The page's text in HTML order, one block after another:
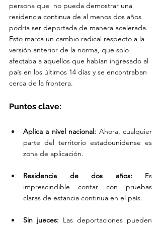
persona que  no pueda demostrar una
residencia continua de al menos dos años
podría ser deportada de manera acelerada.
Esto marca un cambio radical respecto a la
versión anterior de la norma, que solo
afectaba a aquellos que habían ingresado al
país en los últimos 14 días y se encontraban
cerca de la frontera.
Puntos clave:
Aplica a nivel nacional: Ahora, cualquier
parte del territorio estadounidense es
zona de aplicación.
Residencia de dos años: Es
imprescindible contar con pruebas
claras de estancia continua en el país.
Sin jueces: Las deportaciones pueden